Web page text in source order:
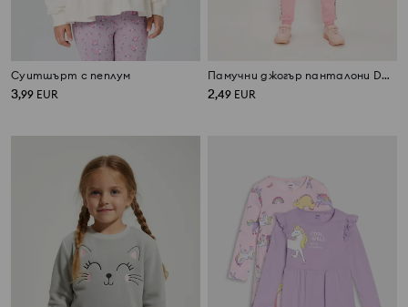
Суитшърт с пеплум
3,99 EUR
Памучни джогър панталони Daisy
2,49 EUR